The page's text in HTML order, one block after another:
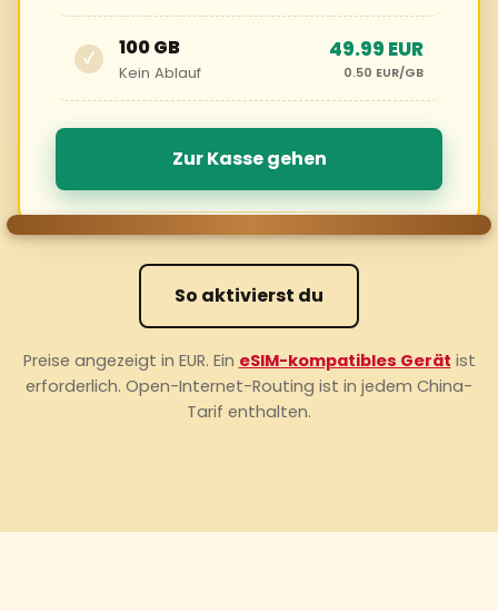
✓ 100 GB
Kein Ablauf
49.99 EUR
0.50 EUR/GB
Zur Kasse gehen
So aktivierst du
Preise angezeigt in EUR. Ein eSIM-kompatibles Gerät ist
erforderlich. Open-Internet-Routing ist in jedem China-
Tarif enthalten.